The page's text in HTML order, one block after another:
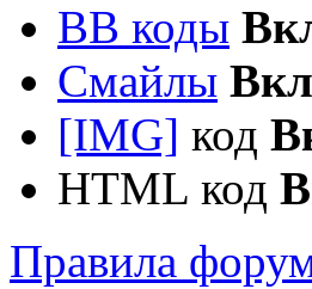
BB коды
Смайлы
[IMG] код
HTML код
Правила